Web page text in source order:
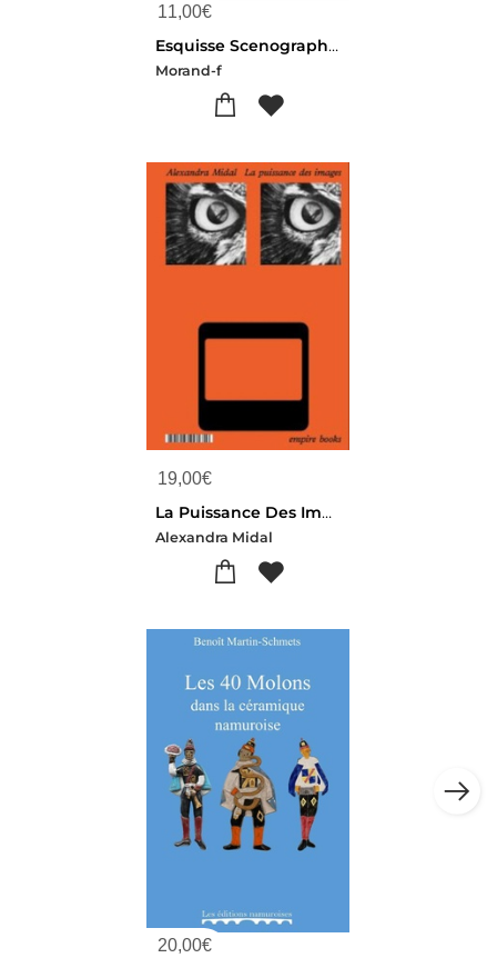
11,00€
Esquisse Scenographique Et Historique De L'eglise St-pierre D'aire-sur-la-lys
Morand-f
19,00€
La Puissance Des Images
Alexandra Midal
20,00€